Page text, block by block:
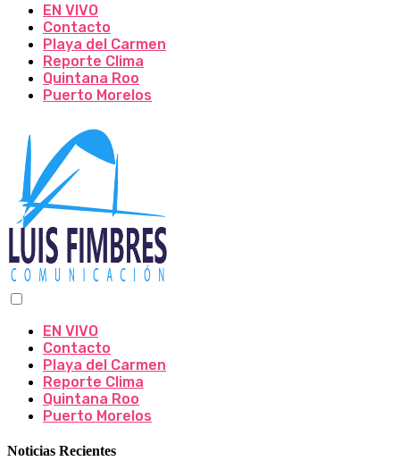
EN VIVO
Contacto
Playa del Carmen
Reporte Clima
Quintana Roo
Puerto Morelos
EN VIVO
Contacto
Playa del Carmen
Reporte Clima
Quintana Roo
Puerto Morelos
Noticias Recientes